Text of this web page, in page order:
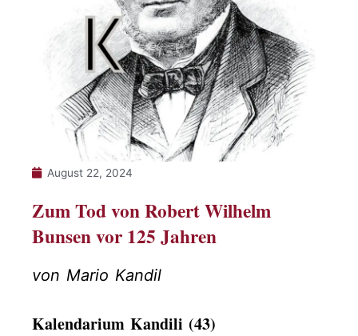
August 22, 2024
Zum Tod von Robert Wilhelm
Bunsen vor 125 Jahren
von Mario Kandil
Kalendarium Kandili (43)